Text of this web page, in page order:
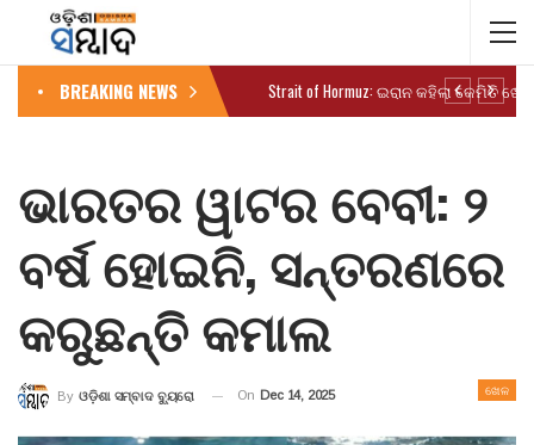
BREAKING NEWS
ଭାରତର ୱାଟର ବେବୀ: ୨
ବର୍ଷ ହୋଇନି, ସନ୍ତରଣରେ
କରୁଛନ୍ତି କମାଲ
ଖେଳ
By ଓଡ଼ିଶା ସମ୍ବାଦ ବ୍ୟୁରୋ On Dec 14, 2025